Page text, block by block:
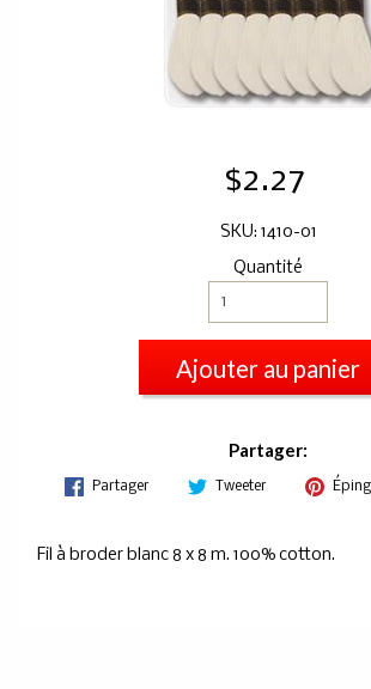
$2.27
SKU: 1410-01
Quantité
Ajouter au panier
Partager:
Partager Tweeter
Fil à broder blanc 8 x 8 m. 100% cotton.